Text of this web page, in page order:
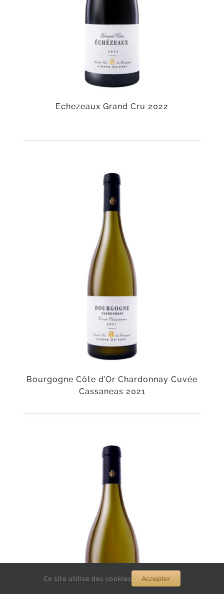
Echezeaux Grand Cru 2022
Bourgogne Côte d’Or Chardonnay Cuvée
Cassaneas 2021
Ce site utilise des cookies Accepter